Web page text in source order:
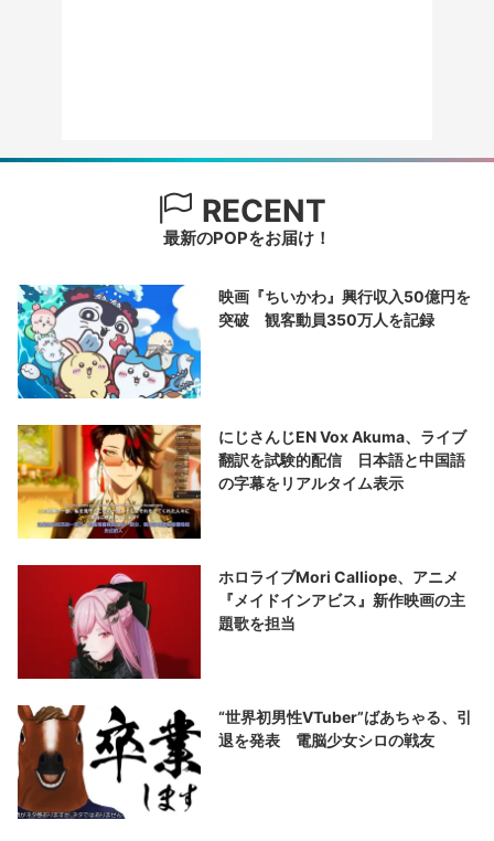
RECENT
最新のPOPをお届け！
映画『ちいかわ』興行収入50億円を
突破 観客動員350万人を記録
にじさんじEN Vox Akuma、ライブ
翻訳を試験的配信 日本語と中国語
の字幕をリアルタイム表示
ホロライブMori Calliope、アニメ
『メイドインアビス』新作映画の主
題歌を担当
“世界初男性VTuber”ばあちゃる、引
退を発表 電脳少女シロの戦友